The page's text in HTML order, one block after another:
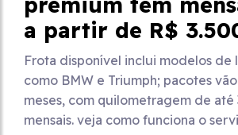
a partir de R$
Frota disponível inclui modelos de
como BMW e Triumph; pacotes
meses, com quilometragem de até
mensais. veja como funciona o